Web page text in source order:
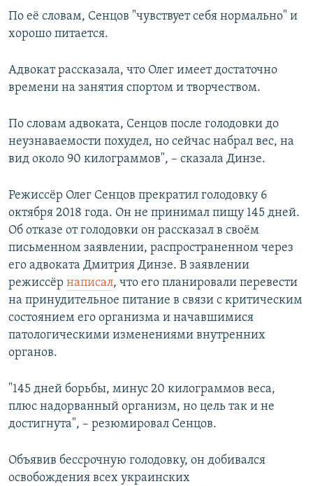
По её словам, Сенцов "чувствует себя нормально" и
хорошо питается.
Адвокат рассказала, что Олег имеет достаточно
времени на занятия спортом и творчеством.
По словам адвоката, Сенцов после голодовки до
неузнаваемости похудел, но сейчас набрал вес, на
вид около 90 килограммов", – сказала Динзе.
Режиссёр Олег Сенцов прекратил голодовку 6
октября 2018 года. Он не принимал пищу 145 дней.
Об отказе от голодовки он рассказал в своём
письменном заявлении, распространенном через
его адвоката Дмитрия Динзе. В заявлении
режиссёр написал, что его планировали перевести
на принудительное питание в связи с критическим
состоянием его организма и начавшимися
патологическими изменениями внутренних
органов.
"145 дней борьбы, минус 20 килограммов веса,
плюс надорванный организм, но цель так и не
достигнута", – резюмировал Сенцов.
Объявив бессрочную голодовку, он добивался
освобождения всех украинских